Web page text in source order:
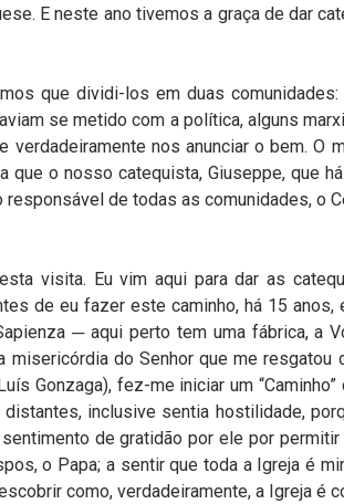
E neste ano tivemos a graça de dar
que dividi-los em duas comunidades:
se metido com a política, alguns
nos anunciar o bem. O
o nosso catequista, Giuseppe, que
de todas as comunidades, o
visita. Eu vim aqui para dar as
de eu fazer este caminho, há 15 anos,
─ aqui perto tem uma fábrica, a
do Senhor que me resgatou
Gonzaga), fez-me iniciar um
inclusive sentia hostilidade,
de gratidão por ele por
o Papa; a sentir que toda a Igreja é
como, verdadeiramente, a Igreja é